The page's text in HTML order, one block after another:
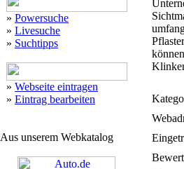
» Powersuche
» Livesuche
» Suchtipps
» Webseite eintragen
» Eintrag bearbeiten
Aus unserem Webkatalog